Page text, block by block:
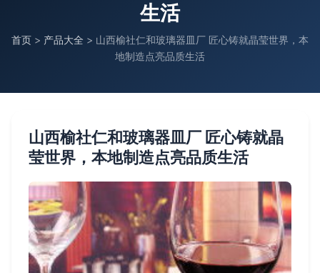
生活
首页 > 产品大全 > 山西榆社仁和玻璃器皿厂 匠心铸就晶莹世界，本
地制造点亮品质生活
山西榆社仁和玻璃器皿厂 匠心铸就晶
莹世界，本地制造点亮品质生活